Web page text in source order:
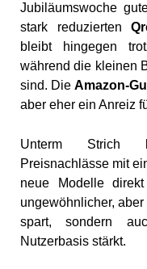
Jubiläumswoche
stark reduzierten
bleibt hingegen
während die kleinen
sind. Die Amazon-
aber eher ein Anreiz
Unterm Strich
Preisnachlässe mit
neue Modelle
ungewöhnlicher,
spart, sondern
Nutzerbasis stärkt.